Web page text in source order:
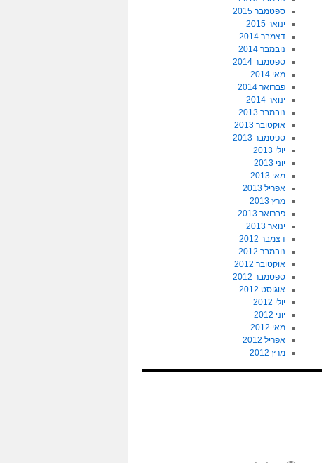
ספטמבר 2015
ינואר 2015
דצמבר 2014
נובמבר 2014
ספטמבר 2014
מאי 2014
פברואר 2014
ינואר 2014
נובמבר 2013
אוקטובר 2013
ספטמבר 2013
יולי 2013
יוני 2013
מאי 2013
אפריל 2013
מרץ 2013
פברואר 2013
ינואר 2013
דצמבר 2012
נובמבר 2012
אוקטובר 2012
ספטמבר 2012
אוגוסט 2012
יולי 2012
יוני 2012
מאי 2012
אפריל 2012
מרץ 2012